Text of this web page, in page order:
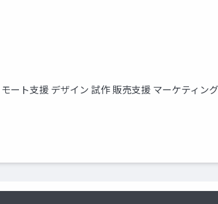
ート支援 デザイン 試作 販売支援 マーケティン